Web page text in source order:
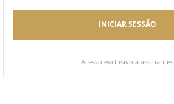
INICIAR SESSÃO
Acesso exclusivo a assinantes